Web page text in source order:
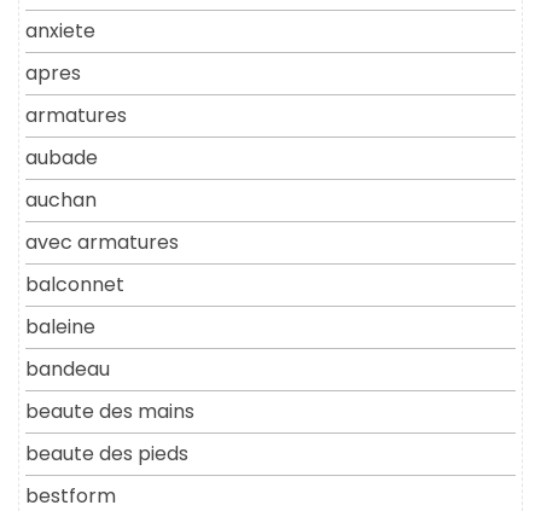
anxiete
apres
armatures
aubade
auchan
avec armatures
balconnet
baleine
bandeau
beaute des mains
beaute des pieds
bestform